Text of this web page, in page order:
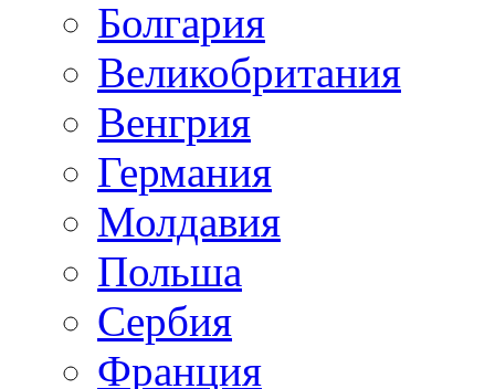
Болгария
Великобритания
Венгрия
Германия
Молдавия
Польша
Сербия
Франция